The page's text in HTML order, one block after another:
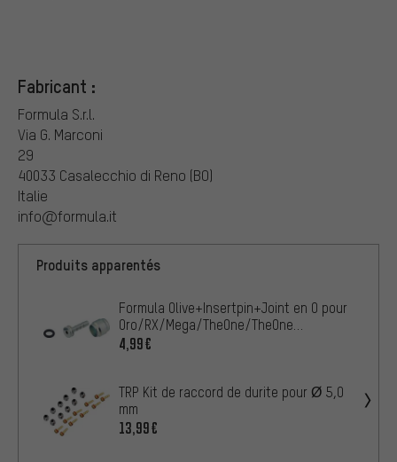
Fabricant :
Formula S.r.l.
Via G. Marconi
29
40033 Casalecchio di Reno (BO)
Italie
info@formula.it
Produits apparentés
Formula Olive+Insertpin+Joint en O pour
Oro/RX/Mega/TheOne/TheOne
FR/R1R/RO/C1
4,99€
TRP Kit de raccord de durite pour Ø 5,0
mm
13,99€